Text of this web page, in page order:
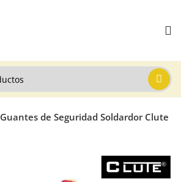
Guantes de Seguridad Soldardor Clute